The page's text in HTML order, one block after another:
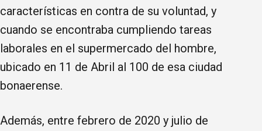
características en contra de su voluntad, y
cuando se encontraba cumpliendo tareas
laborales en el supermercado del hombre,
ubicado en 11 de Abril al 100 de esa ciudad
bonaerense.
Además, entre febrero de 2020 y julio de